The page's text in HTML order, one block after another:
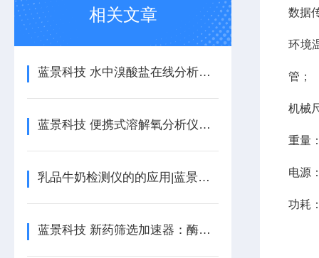
相关文章
蓝景科技 水中溴酸盐在线分析仪：精准监测水质的得力助手
蓝景科技 便携式溶解氧分析仪：多行业水质监测的理想工具
乳品牛奶检测仪的的应用|蓝景科技
蓝景科技 新药筛选加速器：酶标仪在药物发现中的关键角色
数据
环境
管；
机械
重量
电源
功耗